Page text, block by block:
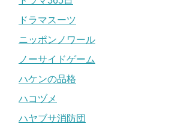
ドラマスーツ
ニッポンノワール
ノーサイドゲーム
ハケンの品格
ハコヅメ
ハヤブサ消防団